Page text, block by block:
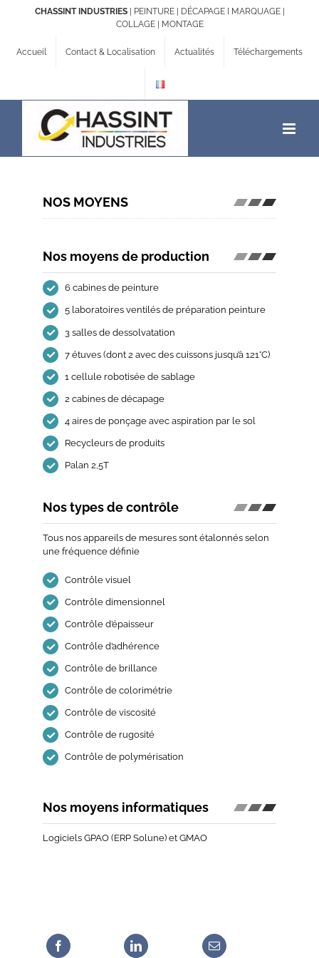
CHASSINT INDUSTRIES| PEINTURE | DÉCAPAGE [ MARQUAGE |
COLLAGE | MONTAGE
Accueil Contact & Localisation Actualités Téléchargements
NOS MOYENS
Nos moyens de production
6 cabines de peinture
5 laboratoires ventilés de préparation peinture
3 salles de dessolvatation
7 étuves (dont 2 avec des cuissons jusqu’à 121°C)
1 cellule robotisée de sablage
2 cabines de décapage
4 aires de ponçage avec aspiration par le sol
Recycleurs de produits
Palan 2,5T
Nos types de contrôle
Tous nos appareils de mesures sont étalonnés selon
une fréquence définie
Contrôle visuel
Contrôle dimensionnel
Contrôle d’épaisseur
Contrôle d’adhérence
Contrôle de brillance
Contrôle de colorimétrie
Contrôle de viscosité
Contrôle de rugosité
Contrôle de polymérisation
Nos moyens informatiques
Logiciels GPAO (ERP Solune) et GMAO